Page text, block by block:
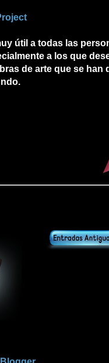
útil a todas las
a los que
de arte que se han